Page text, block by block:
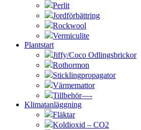
Perlit
Jordförbättring
Rockwool
Vermiculite
Plantstart
Jiffy/Coco Odlingsbrickor
Rothormon
Sticklingpropagator
Värmemattor
Tillbehör—-
Klimatanläggning
Fläktar
Koldioxid – CO2